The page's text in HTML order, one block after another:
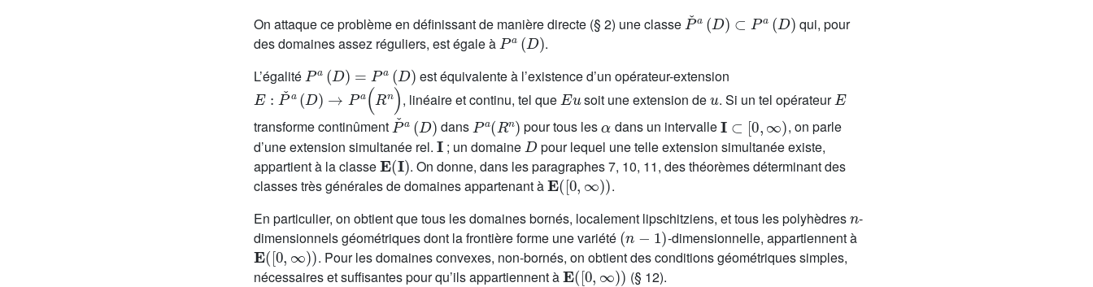
On attaque ce problème en définissant de manière directe (§ 2) une classe
P )
qui, pour
des domaines assez réguliers, est égale à
Pa(D)
.
L’égalité
=
est équivalente à l’existence d’un opérateur-extension
E:Pˇa(D) →Pa( n)
, linéaire et continu, tel que
Eu
soit une extension de
u
. Si un tel opérateur
transforme continûment
Pˇ )
dans
n)
pour tous les dans un intervalle
, on parle
d’une extension simultanée rel.
; un domaine
D
pour lequel une telle extension simultanée existe,
appartient à la classe
E(I)
. On donne, dans les paragraphes 7, 10, 11, des théorèmes déterminant des
classes très générales de domaines appartenant à
E([0,∞))
.
En particulier, on obtient que tous les domaines bornés, localement lipschitziens, et tous les polyhèdres
-
dimensionnels géométriques dont la frontière forme une variété
(n-1)
-dimensionnelle, appartiennent à
E([0,∞))
. Pour les domaines convexes, non-bornés, on obtient des conditions géométriques simples,
nécessaires et suffisantes pour qu’ils appartiennent à
E([0,∞))
(§ 12).